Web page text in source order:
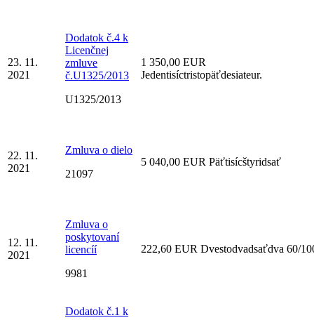
23. 11.
2021
Dodatok č.4 k
Licenčnej
zmluve
č.U1325/2013
U1325/2013
1 350,00 EUR
Jedentisíctristopäťdesiateur.
22. 11.
2021
Zmluva o dielo
21097
5 040,00 EUR Päťtisícštyridsať
12. 11.
2021
Zmluva o
poskytovaní
licencíí
9981
222,60 EUR Dvestodvadsaťdva 60/
Dodatok č.1 k